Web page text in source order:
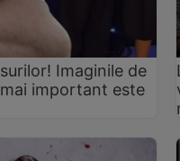
Imaginile de
important este